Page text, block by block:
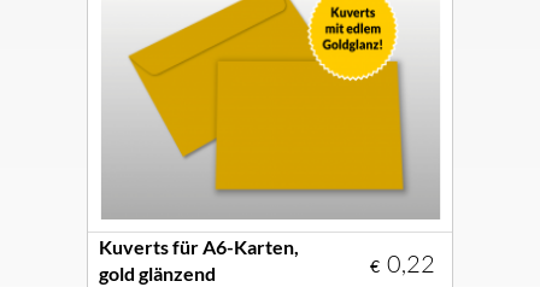
€ 0,22
Kuverts für A6-Karten,
gold glänzend